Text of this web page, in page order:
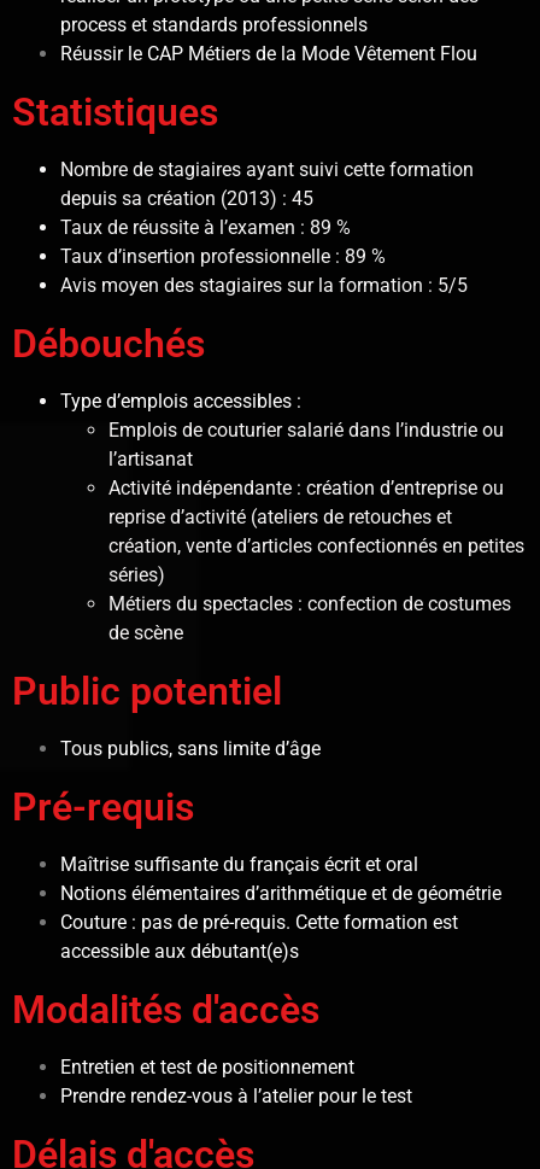
process et standards professionnels
Réussir le CAP Métiers de la Mode Vêtement Flou
Statistiques
Nombre de stagiaires ayant suivi cette formation
depuis sa création (2013) : 45
Taux de réussite à l’examen : 89 %
Taux d’insertion professionnelle : 89 %
Avis moyen des stagiaires sur la formation : 5/5
Débouchés
Type d’emplois accessibles :
Emplois de couturier salarié dans l’industrie ou
l’artisanat
Activité indépendante : création d’entreprise ou
reprise d’activité (ateliers de retouches et
création, vente d’articles confectionnés en petites
séries)
Métiers du spectacles : confection de costumes
de scène
Public potentiel
Tous publics, sans limite d’âge
Pré-requis
Maîtrise suffisante du français écrit et oral
Notions élémentaires d’arithmétique et de géométrie
Couture : pas de pré-requis. Cette formation est
accessible aux débutant(e)s
Modalités d'accès
Entretien et test de positionnement
Prendre rendez-vous à l’atelier pour le test
Délais d'accès